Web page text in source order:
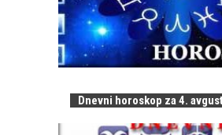
Dnevni horoskop za 4.